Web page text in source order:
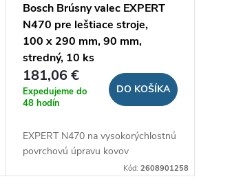
Bosch Brúsny valec EXPERT
N470 pre leštiace stroje,
100 x 290 mm, 90 mm,
stredný, 10 ks
181,06 €
Expedujeme do
48 hodín
DO KOŠÍKA
EXPERT N470 na vysokorýchlostnú
povrchovú úpravu kovov
Kód: 2608901258